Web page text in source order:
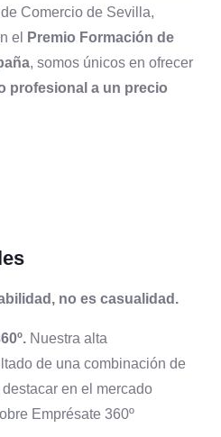
Comercio de Sevilla,
el
Premio Formación de
, somos únicos en ofrecer
profesional a un precio
no es casualidad.
Nuestra alta
de una combinación de
en el mercado
Emprésate 360º